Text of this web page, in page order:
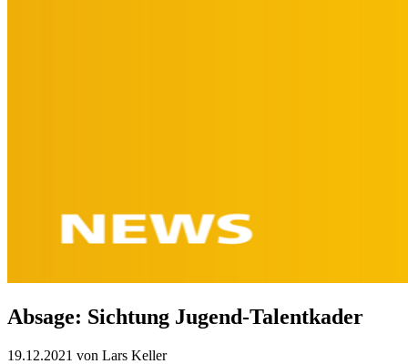
Absage: Sichtung Jugend-Talentkader
19.12.2021 von Lars Keller